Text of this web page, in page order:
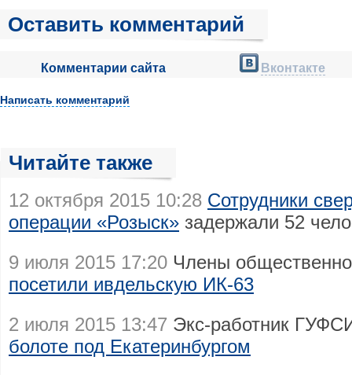
Оставить комментарий
Комментарии сайта Вконтакте
Написать комментарий
Читайте также
12 октября 2015 10:28 Сотрудники
операции «Розыск» задержали 52
9 июля 2015 17:20 Члены
посетили ивдельскую ИК-63
2 июля 2015 13:47 Экс-работник
болоте под Екатеринбургом